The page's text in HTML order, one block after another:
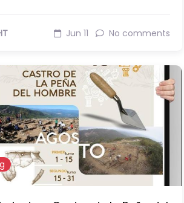
Jun 11 No comments